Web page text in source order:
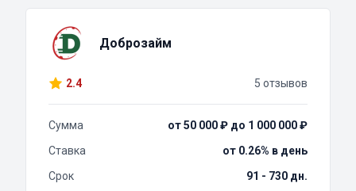
Доброзайм
2.4 5 отзывов
Сумма
от 50 000 ₽ до 1 000 000 ₽
Ставка
от 0.26% в день
Срок
91 - 730 дн.